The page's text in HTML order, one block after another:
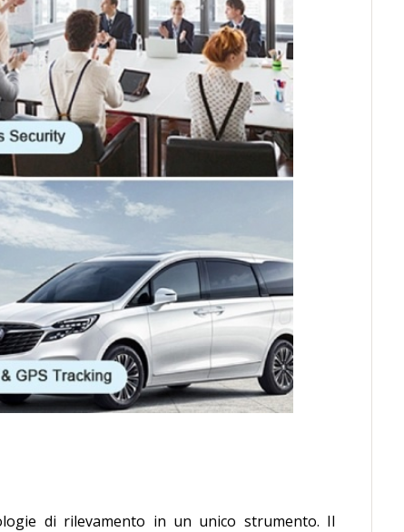
di rilevamento in un unico strumento. Il